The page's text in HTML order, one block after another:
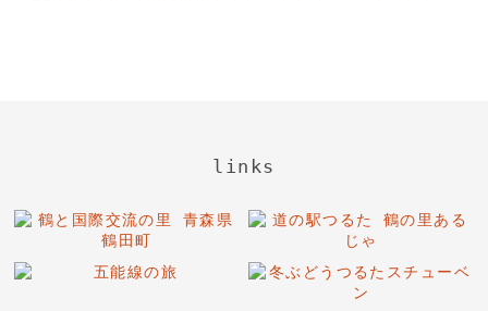
links